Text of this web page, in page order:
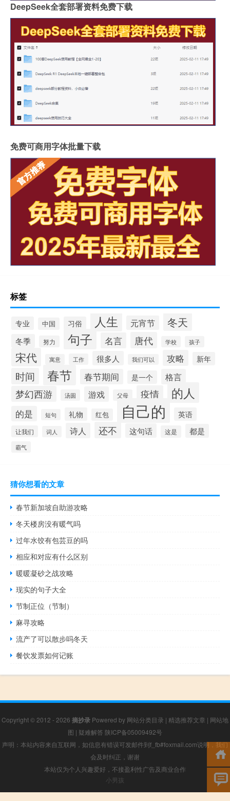
DeepSeek全套部署资料免费下载
免费可商用字体批量下载
标签
专业 中国 习俗 人生 元宵节 冬天
冬季 努力 句子 名言 唐代 学校 孩子
宋代 寓意 工作 很多人 我们可以 攻略 新年
时间 春节 春节期间 是一个 格言
梦幻西游 汤圆 游戏 父母 疫情 的人
的是 短句 礼物 红包 自己的 英语
让我们 词人 诗人 还不 这句话 这是 都是
霸气
猜你想看的文章
春节新加坡自助游攻略
冬天楼房没有暖气吗
过年水饺有包芸豆的吗
相应和对应有什么区别
暖暖凝砂之战攻略
现实的句子大全
节制正位（节制）
麻寻攻略
流产了可以散步吗冬天
餐饮发票如何记账
Copyright © 2012 - 2026 摘抄录 Powered by 网站分类目录 | 精选推荐文章 | 网站地
图 | 疑难解答 陕ICP备05009492号
声明：本站内容来自互联网，如信息有错误可发邮件到f_fb#foxmail.com说明，我们
会及时纠正，谢谢
本站仅为个人兴趣爱好，不接盈利性广告及商业合作
小男孩